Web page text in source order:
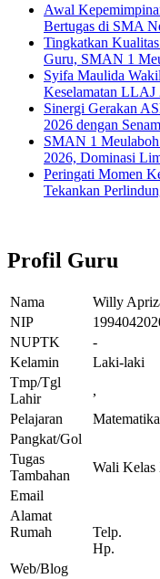
Awal
Bertugas di SMA
Tingkatkan
Guru, SMAN 1
Syifa Maulida
Keselamatan LLAJ
Sinergi Gerakan
2026 dengan
SMAN 1
2026, Dominasi
Peringati Momen
Tekankan
Profil Guru
Nama
Willy
NIP
NUPTK
-
Kelamin
Laki-laki
Tmp/Tgl
Lahir
,
Pelajaran
Matematika
Pangkat/Gol
Tugas
Tambahan
Wali Kelas
Email
Alamat
Rumah
Telp.
Hp.
Web/Blog